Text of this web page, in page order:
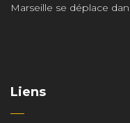
Marseille se déplace
Liens